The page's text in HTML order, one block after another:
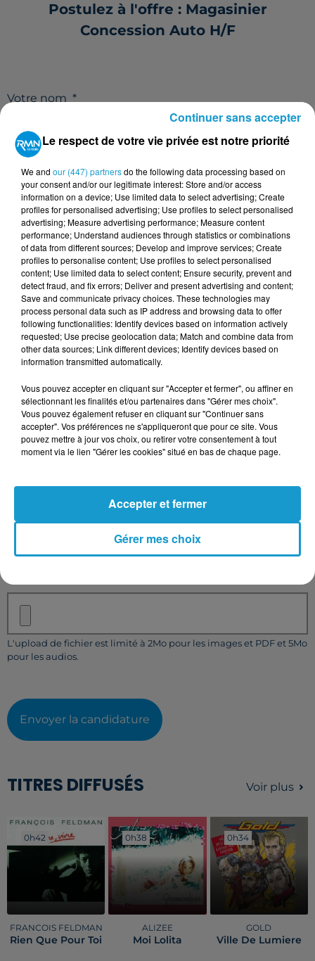
Postulez à l'offre : Magasinier
Concession Auto H/F
Votre nom *
Votre e-mail*
Votre n° de téléphone*
Votre message*
L'upload de fichier est limité à 2Mo pour les images et PDF et 5Mo
pour les audios.
Votre lettre de motivation
L'upload de fichier est limité à 2Mo pour les images et PDF et 5Mo
pour les audios.
Envoyer la candidature
TITRES DIFFUSÉS Voir plus
0h42
0h42
FRANCOIS FELDMAN
Rien Que Pour Toi
0h38
0h38
ALIZEE
Moi Lolita
0h34
0h34
GOLD
Ville De Lumiere
Le respect de votre vie privée est notre priorité
We and our (447) partnersdo the following data processing based on
your consent and/or our legitimate interest: Store and/or access
information on a device; Use limited data to select advertising; Create
profiles for personalised advertising; Use profiles to select personalised
advertising; Measure advertising performance; Measure content
performance; Understand audiences through statistics or combinations
of data from different sources; Develop and improve services; Create
profiles to personalise content; Use profiles to select personalised
content; Use limited data to select content; Ensure security, prevent and
detect fraud, and fix errors; Deliver and present advertising and content;
Save and communicate privacy choices. These technologies may
process personal data such as IP address and browsing data to offer
following functionalities: Identify devices based on information actively
requested; Use precise geolocation data; Match and combine data from
other data sources; Link different devices; Identify devices based on
information transmitted automatically.
Vous pouvez accepter en cliquant sur "Accepter et fermer", ou affiner en
sélectionnant les finalités et/ou partenaires dans "Gérer mes choix".
Vous pouvez également refuser en cliquant sur "Continuer sans
accepter". Vos préférences ne s'appliqueront que pour ce site. Vous
pouvez mettre à jour vos choix, ou retirer votre consentement à tout
moment via le lien "Gérer les cookies" situé en bas de chaque page.
Gérer mes choix
Accepter et fermer
Continuer sans accepter